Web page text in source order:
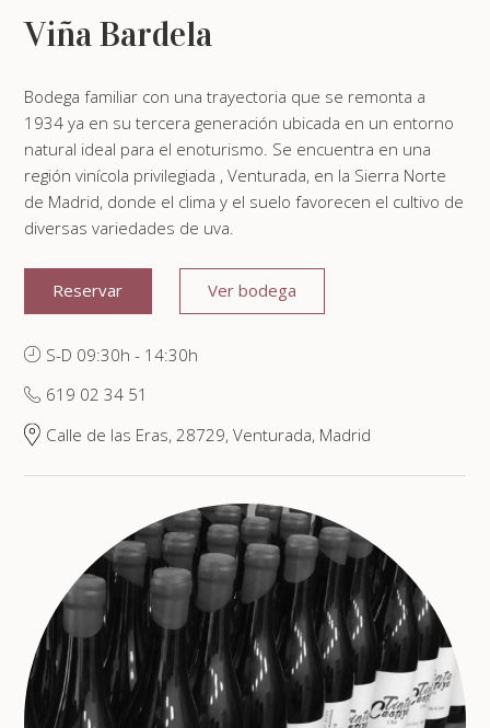
Viña Bardela
Bodega familiar con una trayectoria que se remonta a
1934 ya en su tercera generación ubicada en un entorno
natural ideal para el enoturismo. Se encuentra en una
región vinícola privilegiada , Venturada, en la Sierra Norte
de Madrid, donde el clima y el suelo favorecen el cultivo de
diversas variedades de uva.
Reservar Ver bodega
S-D 09:30h - 14:30h
619 02 34 51
Calle de las Eras, 28729, Venturada, Madrid